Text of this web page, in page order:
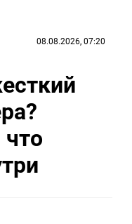
08.08.2026, 07:20